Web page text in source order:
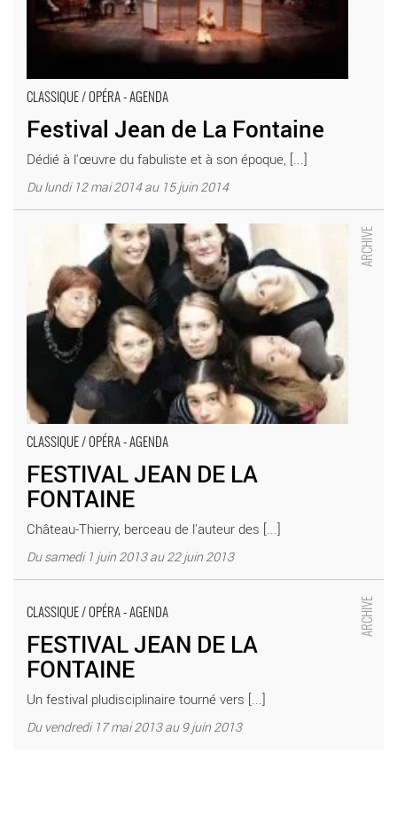
CLASSIQUE / OPÉRA - AGENDA
Festival Jean de La Fontaine
Dédié à l'œuvre du fabuliste et à son époque, [...]
Du lundi 12 mai 2014 au 15 juin 2014
CLASSIQUE / OPÉRA - AGENDA
FESTIVAL JEAN DE LA
FONTAINE
Château-Thierry, berceau de l'auteur des [...]
Du samedi 1 juin 2013 au 22 juin 2013
Opéra Château-Thierry Château-Thierry et ses environs
CLASSIQUE / OPÉRA - AGENDA
FESTIVAL JEAN DE LA
FONTAINE
Un festival pludisciplinaire tourné vers [...]
Du vendredi 17 mai 2013 au 9 juin 2013
Opéra Château-Thierry Château-Thierry